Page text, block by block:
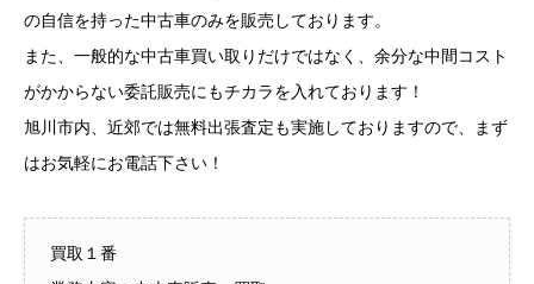
の自信を持った中古車のみを販売しております。
また、一般的な中古車買い取りだけではなく、余分な中間コスト
がかからない委託販売にもチカラを入れております！
旭川市内、近郊では無料出張査定も実施しておりますので、まず
はお気軽にお電話下さい！
買取１番